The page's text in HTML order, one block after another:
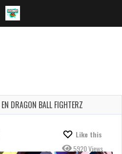
DRAGON BALL FIGHTERZ
Like this
5920 Views